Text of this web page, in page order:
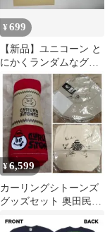
¥699
【新品】ユニコーン と
にかくランダムなグッ
ズ ステッカー 川西幸一
銀テープ付
¥6,599
カーリングシトーンズ
グッズセット 奥田民生
未開封新品